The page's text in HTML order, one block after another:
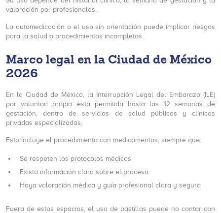
valoración por profesionales.
La automedicación o el uso sin orientación puede implicar riesgos
para la salud o procedimientos incompletos.
Marco legal en la Ciudad de México
2026
En la Ciudad de México, la Interrupción Legal del Embarazo (ILE)
por voluntad propia está permitida hasta las 12 semanas de
gestación, dentro de servicios de salud públicos y clínicas
privadas especializadas.
Esto incluye el procedimiento con medicamentos, siempre que:
Se respeten los protocolos médicos
Exista información clara sobre el proceso
Haya valoración médica y guía profesional clara y segura
Fuera de estos espacios, el uso de pastillas puede no contar con